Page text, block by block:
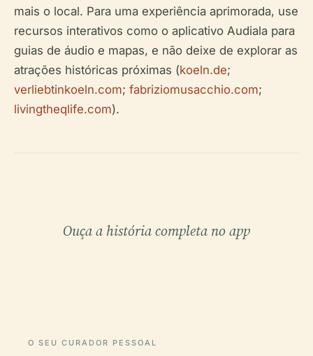
mais o local. Para uma experiência aprimorada, use
recursos interativos como o aplicativo Audiala para
guias de áudio e mapas, e não deixe de explorar as
atrações históricas próximas (koeln.de;
verliebtinkoeln.com; fabriziomusacchio.com;
livingtheqlife.com).
Ouça a história completa no app
O SEU CURADOR PESSOAL